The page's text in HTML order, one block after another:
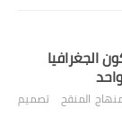
الجغرافيا
المنقح تصميم